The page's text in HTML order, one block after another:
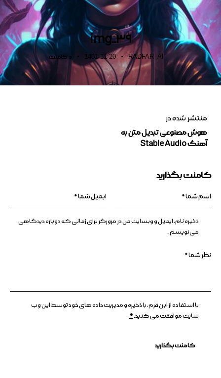
img_39
RADFAR_AI
1401-11-20
0 کامنت
منتشر شده در
هوش مصنوعی تبدیل متن به
آهنگ Stable Audio
کامنت بگذارید
ذخیره نام، ایمیل و وبسایت من در مرورگر برای زمانی که دوباره دیدگاهی
می‌نویسم.
با استفاده از این فرم، با ذخیره و مدیریت داده های خود توسط این وب
سایت موافقت می کنید.*